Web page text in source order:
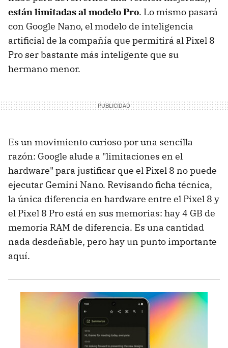
están limitadas al modelo Pro. Lo mismo pasará
con Google Nano, el modelo de inteligencia
artificial de la compañía que permitirá al Pixel 8
Pro ser bastante más inteligente que su
hermano menor.
Es un movimiento curioso por una sencilla
razón: Google alude a "limitaciones en el
hardware" para justificar que el Pixel 8 no puede
ejecutar Gemini Nano. Revisando ficha técnica,
la única diferencia en hardware entre el Pixel 8 y
el Pixel 8 Pro está en sus memorias: hay 4 GB de
memoria RAM de diferencia. Es una cantidad
nada desdeñable, pero hay un punto importante
aquí.